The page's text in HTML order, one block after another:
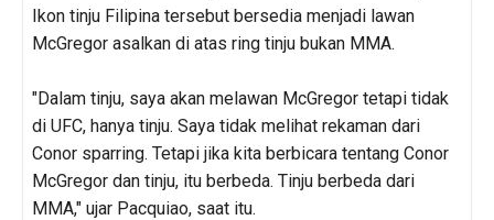
Ikon tinju Filipina tersebut bersedia menjadi lawan
McGregor asalkan di atas ring tinju bukan MMA.
"Dalam tinju, saya akan melawan McGregor tetapi tidak
di UFC, hanya tinju. Saya tidak melihat rekaman dari
Conor sparring. Tetapi jika kita berbicara tentang Conor
McGregor dan tinju, itu berbeda. Tinju berbeda dari
MMA," ujar Pacquiao, saat itu.